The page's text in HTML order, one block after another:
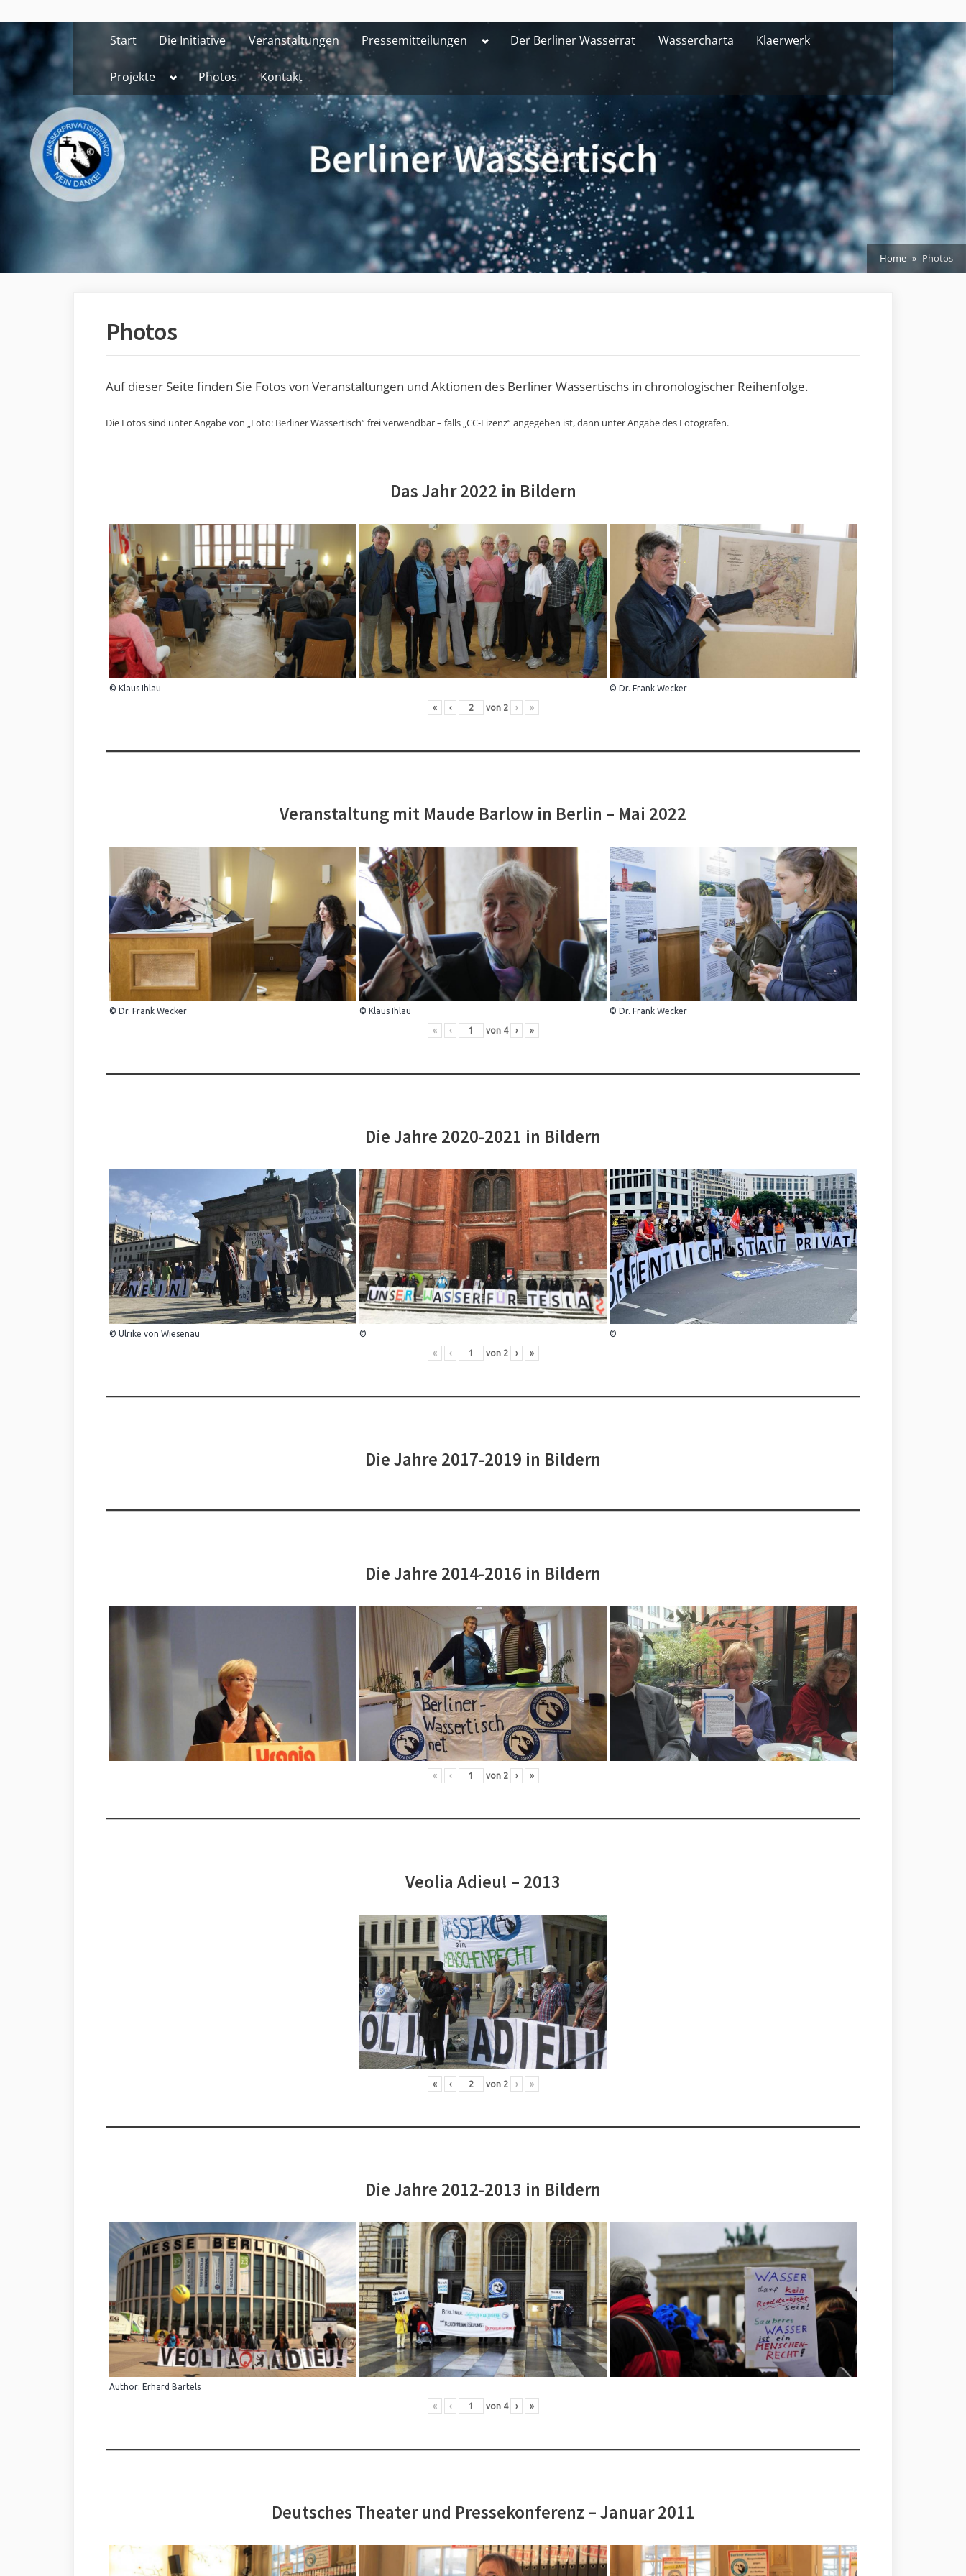
to
content
Start Die Initiative Veranstaltungen Pressemitteilungen ToggleDer Berliner Wasserrat Wassercharta Klaerwerk
Projekte Toggle
menu
Photos Kontakt
Home Photos
Photos
Auf dieser Seite finden Sie Fotos von Veranstaltungen und Aktionen des Berliner Wassertischs in chronologischer Reihenfolge.
Die Fotos sind unter Angabe von „Foto: Berliner Wassertisch“ frei verwendbar – falls „CC-Lizenz“ angegeben ist, dann unter Angabe des Fotografen.
Das Jahr 2022 in Bildern
© Klaus Ihlau © Dr. Frank Wecker
« ‹ von 2 › »
Veranstaltung mit Maude Barlow in Berlin – Mai 2022
© Dr. Frank Wecker © Klaus Ihlau © Dr. Frank Wecker
« ‹ von 4 › »
Die Jahre 2020-2021 in Bildern
© Ulrike von Wiesenau © ©
« ‹ von 2 › »
Die Jahre 2017-2019 in Bildern
Die Jahre 2014-2016 in Bildern
« ‹ von 2 › »
Veolia Adieu! – 2013
« ‹ von 2 › »
Die Jahre 2012-2013 in Bildern
Author: Erhard Bartels
« ‹ von 4 › »
Deutsches Theater und Pressekonferenz – Januar 2011